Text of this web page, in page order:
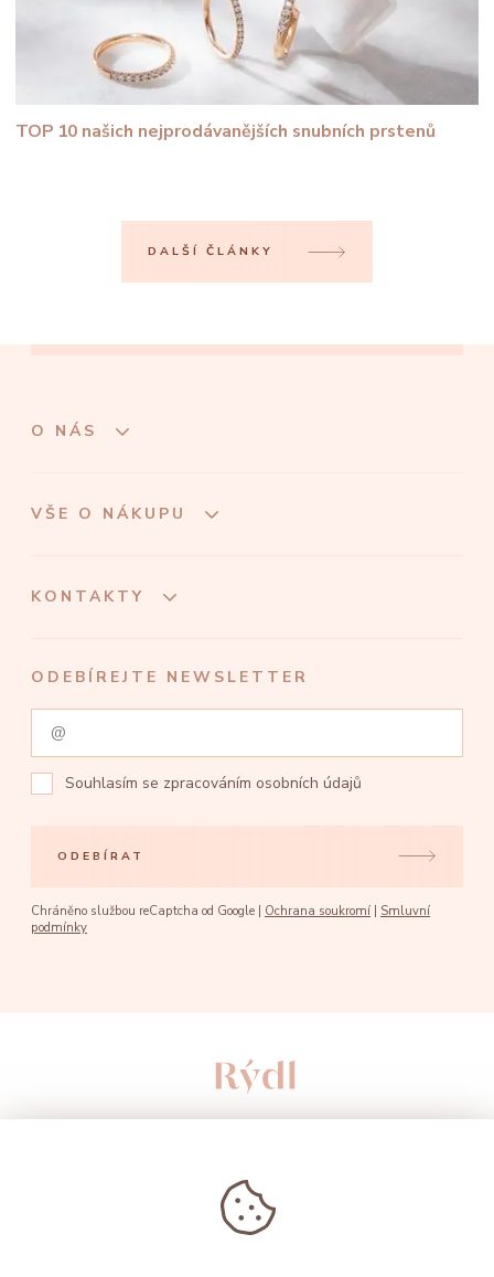
TOP 10 našich nejprodávanějších snubních prstenů
DALŠÍ ČLÁNKY
O NÁS
VŠE O NÁKUPU
KONTAKTY
ODEBÍREJTE NEWSLETTER
Souhlasím se zpracováním osobních údajů
ODEBÍRAT
Chráněno službou reCaptcha od Google | Ochrana soukromí | Smluvní
podmínky